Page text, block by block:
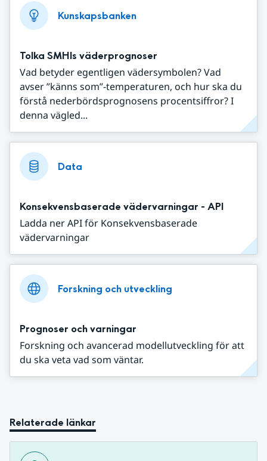
Kunskapsbanken
Tolka SMHIs väderprognoser
Vad betyder egentligen vädersymbolen? Vad
avser ”känns som”-temperaturen, och hur ska du
förstå nederbördsprognosens procentsiffror? I
denna vägled...
Data
Konsekvensbaserade vädervarningar - API
Ladda ner API för Konsekvensbaserade
vädervarningar
Forskning och utveckling
Prognoser och varningar
Forskning och avancerad modellutveckling för att
du ska veta vad som väntar.
Relaterade länkar